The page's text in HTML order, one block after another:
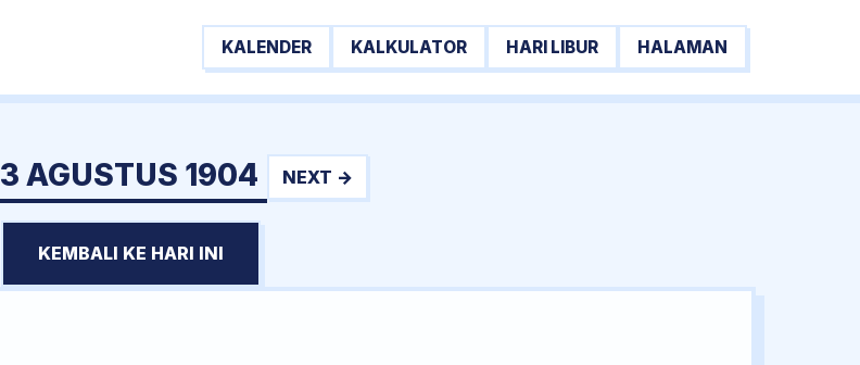
KALENDER KALKULATOR HARI LIBUR HALAMAN
3 AGUSTUS 1904 NEXT →
KEMBALI KE HARI INI